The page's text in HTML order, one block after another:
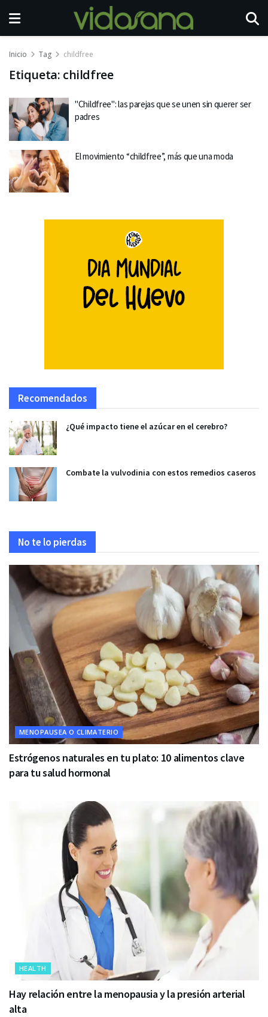
Inicio Tag childfree
Etiqueta: childfree
"Childfree": las parejas que se unen sin querer ser
padres
El movimiento “childfree”, más que una moda
Recomendados
¿Qué impacto tiene el azúcar en el cerebro?
Combate la vulvodinia con estos remedios caseros
No te lo pierdas
MENOPAUSEA O CLIMATERIO
Estrógenos naturales en tu plato: 10 alimentos clave
para tu salud hormonal
HEALTH
Hay relación entre la menopausia y la presión arterial
alta